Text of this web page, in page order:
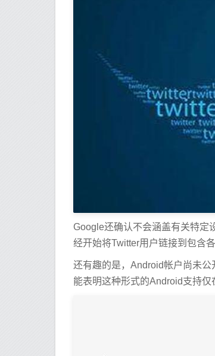
Google还确认不会涵盖有关特定
经开始将Twitter用户链接到包含
还有趣的是，Android帐户尚未
能表明这种形式的Android支持仅